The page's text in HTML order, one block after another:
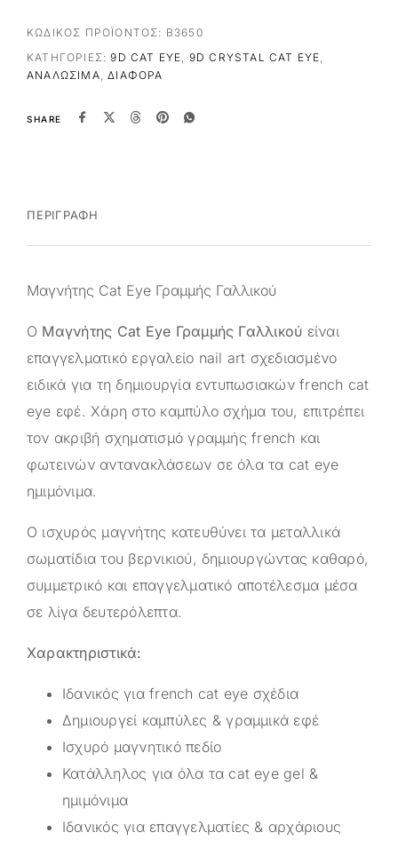
ΚΩΔΙΚΌΣ ΠΡΟΪΌΝΤΟΣ: B3650
ΚΑΤΗΓΟΡΊΕΣ:9D CAT EYE, 9D CRYSTAL CAT EYE,
ΑΝΑΛΏΣΙΜΑ,ΔΙΆΦΟΡΑ
SHARE
ΠΕΡΙΓΡΑΦΉ
Μαγνήτης Cat Eye Γραμμής Γαλλικού
Ο Μαγνήτης Cat Eye Γραμμής Γαλλικού είναι
επαγγελματικό εργαλείο nail art σχεδιασμένο
ειδικά για τη δημιουργία εντυπωσιακών french cat
eye εφέ. Χάρη στο καμπύλο σχήμα του, επιτρέπει
τον ακριβή σχηματισμό γραμμής french και
φωτεινών αντανακλάσεων σε όλα τα cat eye
ημιμόνιμα.
Ο ισχυρός μαγνήτης κατευθύνει τα μεταλλικά
σωματίδια του βερνικιού, δημιουργώντας καθαρό,
συμμετρικό και επαγγελματικό αποτέλεσμα μέσα
σε λίγα δευτερόλεπτα.
Χαρακτηριστικά:
Ιδανικός για french cat eye σχέδια
Δημιουργεί καμπύλες & γραμμικά εφέ
Ισχυρό μαγνητικό πεδίο
Κατάλληλος για όλα τα cat eye gel &
ημιμόνιμα
Ιδανικός για επαγγελματίες & αρχάριους